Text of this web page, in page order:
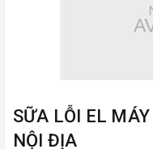
SỮA LỖI EL
NỘI ĐỊA